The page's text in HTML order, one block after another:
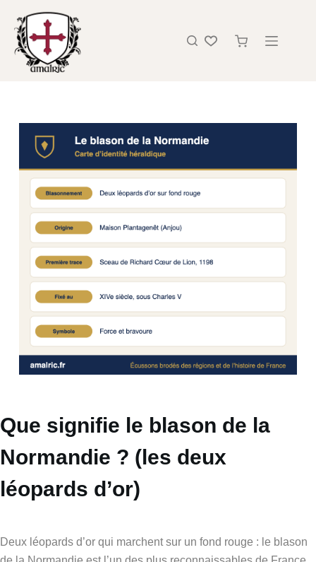
Que signifie le blason de la
Normandie ? (les deux
léopards d’or)
Deux léopards d’or qui marchent sur un fond rouge : le blason